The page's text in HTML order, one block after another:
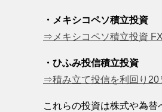
・メキシコペソ積立投資
⇒メキシコペソ積立投資
・ひふみ投信積立投資
⇒積み立て投信を利回り20
これらの投資は株式や為